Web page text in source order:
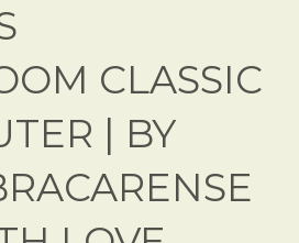
CLASSIC
| BY